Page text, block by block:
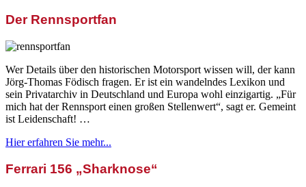
Der Rennsportfan
Wer Details über den historischen Motorsport wissen will, der kann
Jörg-Thomas Födisch fragen. Er ist ein wandelndes Lexikon und
sein Privatarchiv in Deutschland und Europa wohl einzigartig. „Für
mich hat der Rennsport einen großen Stellenwert“, sagt er. Gemeint
ist Leidenschaft! …
Hier erfahren Sie mehr...
Ferrari 156 „Sharknose“